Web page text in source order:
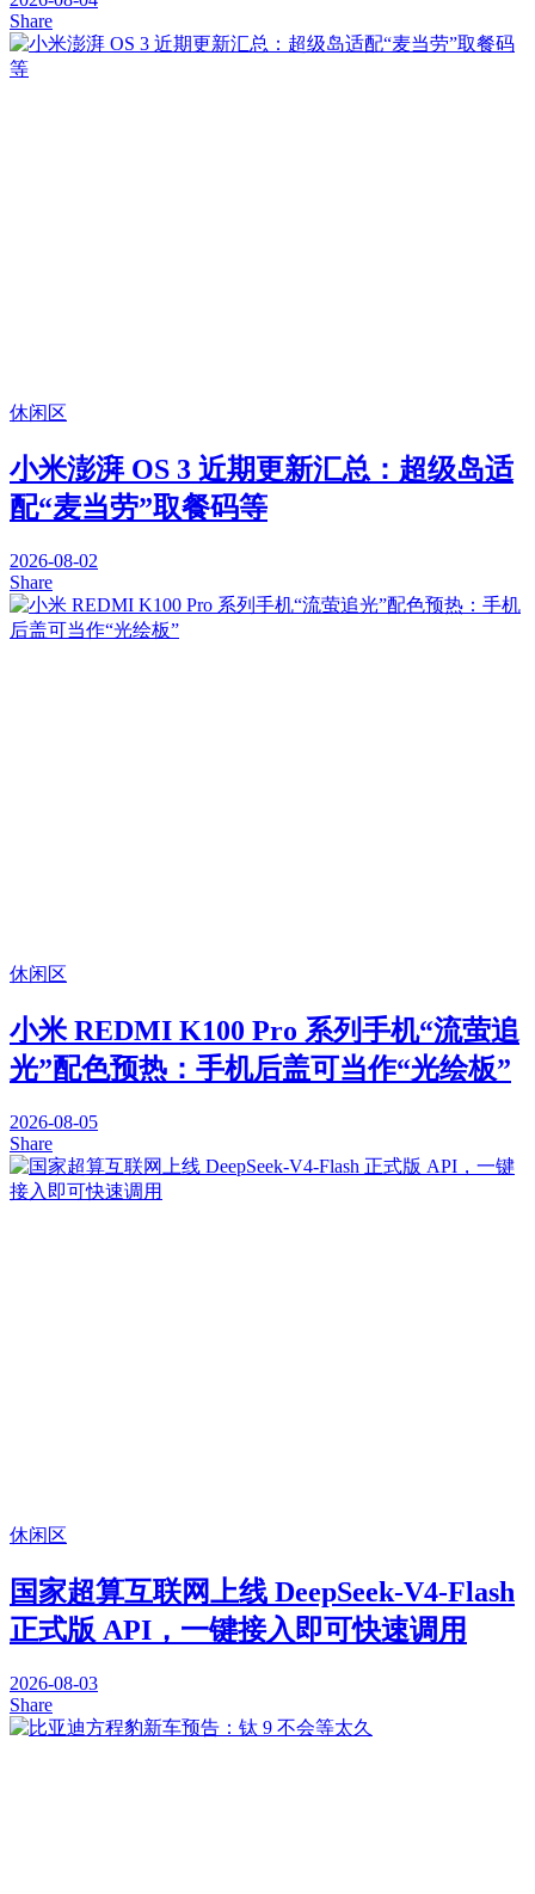
Share
休闲区
小米澎湃 OS 3 近期更新汇总：超级岛适
配“麦当劳”取餐码等
2026-08-02
Share
休闲区
小米 REDMI K100 Pro 系列手机“流萤追
光”配色预热：手机后盖可当作“光绘板”
2026-08-05
Share
休闲区
国家超算互联网上线 DeepSeek-V4-Flash
正式版 API，一键接入即可快速调用
2026-08-03
Share